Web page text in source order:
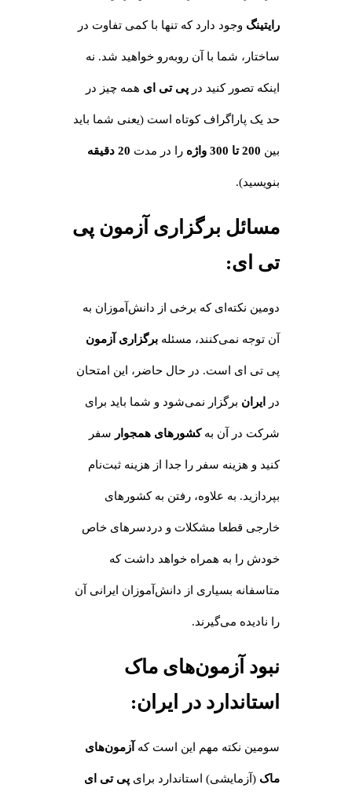
رایتینگ وجود دارد که تنها با کمی تفاوت در
ساختار، شما با آن روبه‌رو خواهید شد. نه
اینکه تصور کنید در پی تی ای همه چیز در
حد یک پاراگراف کوتاه است (یعنی شما باید
بین 200 تا 300 واژه را در مدت 20 دقیقه
بنویسید).
مسائل برگزاری آزمون پی
تی ای:
دومین نکته‌ای که برخی از دانش‌آموزان به
آن توجه نمی‌کنند، مسئله برگزاری آزمون
پی تی ای است. در حال حاضر، این امتحان
در ایران برگزار نمی‌شود و شما باید برای
شرکت در آن بهکشورهای همجوار سفر
کنید و هزینه سفر را جدا از هزینه ثبت‌نام
بپردازید. به علاوه، رفتن به کشورهای
خارجی قطعا مشکلات و دردسرهای خاص
خودش را به همراه خواهد داشت که
متاسفانه بسیاری از دانش‌آموزان ایرانی آن
را نادیده می‌گیرند.
نبود آزمون‌های ماک
استاندارد در ایران:
سومین نکته مهم این است که آزمون‌های
ماک (آزمایشی) استاندارد برای پی تی ای